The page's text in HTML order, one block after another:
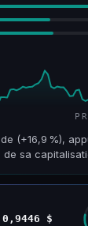
(+16,9 %),
de sa
0,9446 $